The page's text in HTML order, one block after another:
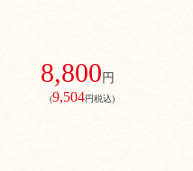
8,800 円
(9,504円税込)